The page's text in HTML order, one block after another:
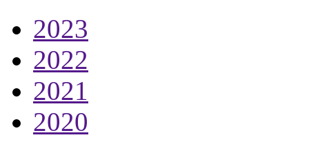
2023
2022
2021
2020